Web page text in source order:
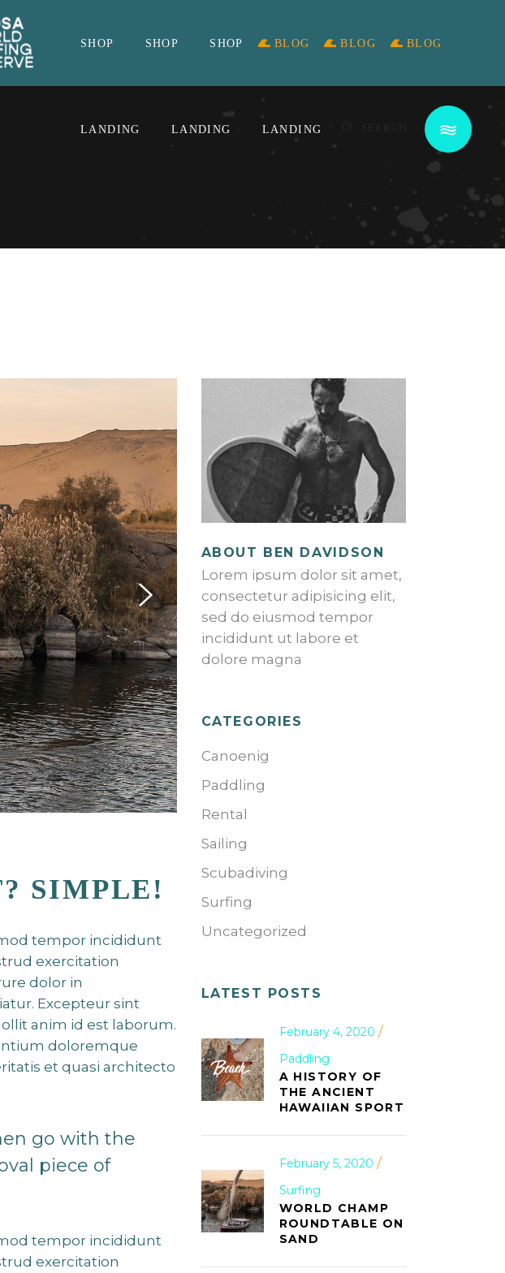
SHOP SHOP SHOP BLOG BLOG BLOG
LANDING LANDING LANDING
SIMPLE!
tempor incididunt
exercitation
dolor in
Excepteur sint
anim id est laborum.
doloremque
et quasi architecto
go with the
piece of
tempor incididunt
exercitation
ABOUT BEN DAVIDSON
Lorem ipsum dolor sit amet,
consectetur adipisicing elit,
sed do eiusmod tempor
incididunt ut labore et
dolore magna
CATEGORIES
Canoenig
Paddling
Rental
Sailing
Scubadiving
Surfing
Uncategorized
LATEST POSTS
February 4, 2020
Paddling
A HISTORY OF
THE ANCIENT
HAWAIIAN SPORT
February 5, 2020
Surfing
WORLD CHAMP
ROUNDTABLE ON
SAND